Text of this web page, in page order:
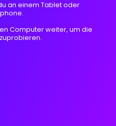
an einem Tablet oder
Computer weiter, um die